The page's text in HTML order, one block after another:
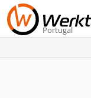
Portugal